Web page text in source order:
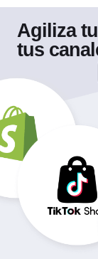
Agiliza
tus